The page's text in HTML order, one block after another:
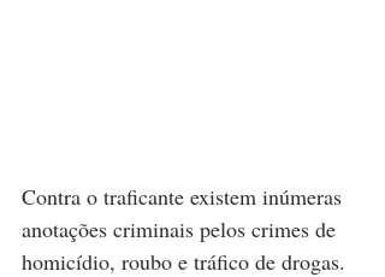
Contra o traficante existem inúmeras
anotações criminais pelos crimes de
homicídio, roubo e tráfico de drogas.